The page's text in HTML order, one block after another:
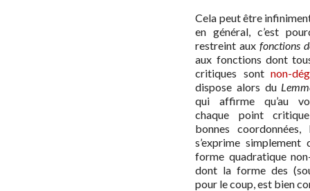
Cela peut être
en général, c’est
restreint auxfonctions
aux fonctions dont
critiques sontnon-
dispose alors du
qui affirme qu’au
chaque point
bonnes
s’exprime simplement
forme quadratique
dont la forme des
pour le coup, est bien